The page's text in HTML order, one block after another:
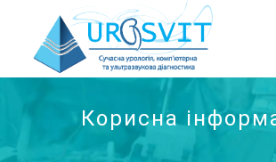
Корисна